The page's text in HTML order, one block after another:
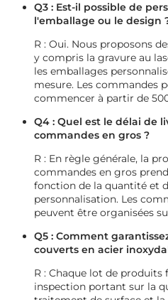
Q3 : Est-il possible de
l'emballage ou le design
R : Oui. Nous proposons
y compris la gravure au
les emballages
mesure. Les commandes
commencer à partir de
Q4 : Quel est le délai de
commandes en gros ?
R : En règle générale, la
commandes en gros
fonction de la quantité et
personnalisation. Les
peuvent être organisées
Q5 : Comment
couverts en acier
R : Chaque lot de
inspection portant sur la